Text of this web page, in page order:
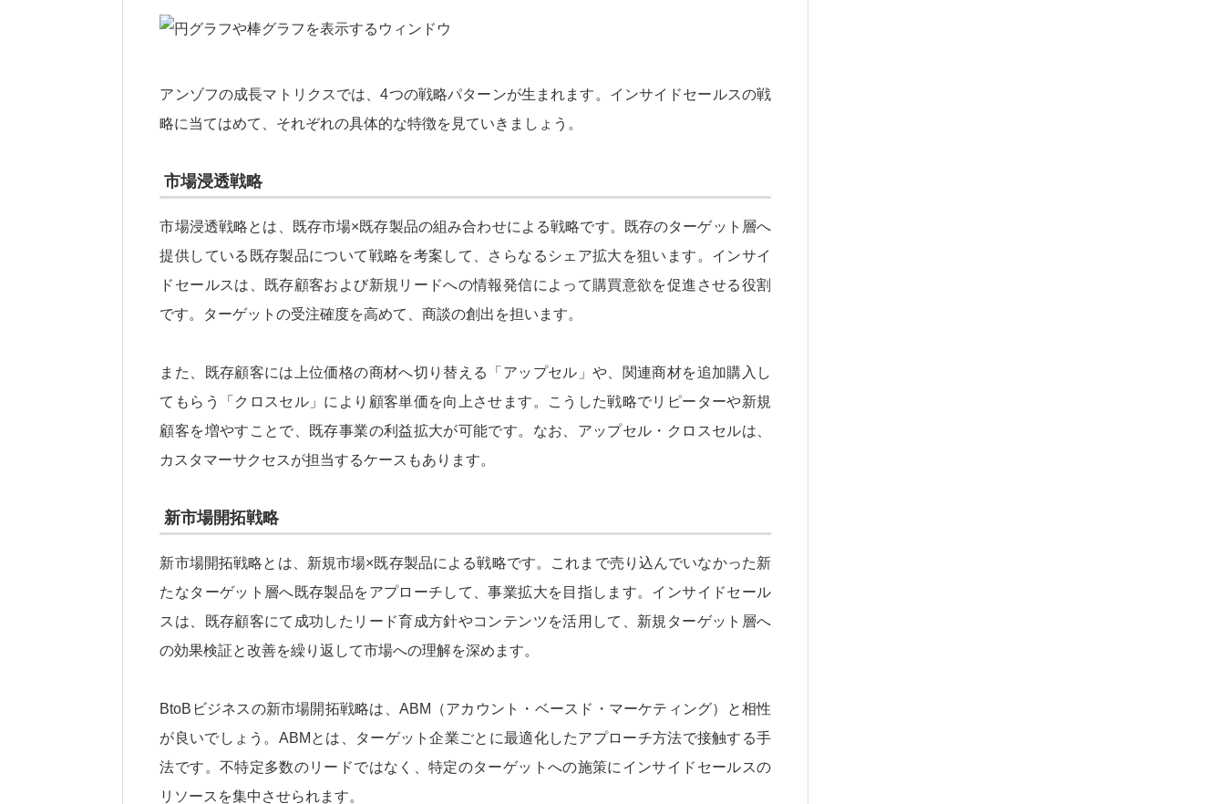
アンゾフの成長マトリクスでは、4つの戦略パターンが生まれます。インサイドセールスの戦
略に当てはめて、それぞれの具体的な特徴を見ていきましょう。
市場浸透戦略
市場浸透戦略とは、既存市場×既存製品の組み合わせによる戦略です。既存のターゲット層へ
提供している既存製品について戦略を考案して、さらなるシェア拡大を狙います。インサイ
ドセールスは、既存顧客および新規リードへの情報発信によって購買意欲を促進させる役割
です。ターゲットの受注確度を高めて、商談の創出を担います。
また、既存顧客には上位価格の商材へ切り替える「アップセル」や、関連商材を追加購入し
てもらう「クロスセル」により顧客単価を向上させます。こうした戦略でリピーターや新規
顧客を増やすことで、既存事業の利益拡大が可能です。なお、アップセル・クロスセルは、
カスタマーサクセスが担当するケースもあります。
新市場開拓戦略
新市場開拓戦略とは、新規市場×既存製品による戦略です。これまで売り込んでいなかった新
たなターゲット層へ既存製品をアプローチして、事業拡大を目指します。インサイドセール
スは、既存顧客にて成功したリード育成方針やコンテンツを活用して、新規ターゲット層へ
の効果検証と改善を繰り返して市場への理解を深めます。
BtoBビジネスの新市場開拓戦略は、ABM（アカウント・ベースド・マーケティング）と相性
が良いでしょう。ABMとは、ターゲット企業ごとに最適化したアプローチ方法で接触する手
法です。不特定多数のリードではなく、特定のターゲットへの施策にインサイドセールスの
リソースを集中させられます。